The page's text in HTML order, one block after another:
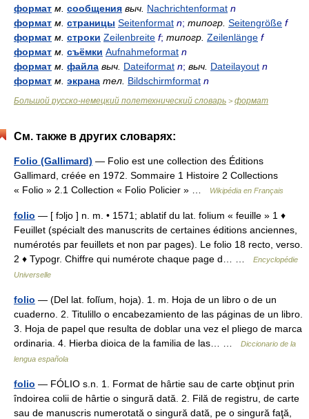
формат м. сообщения выч. Nachrichtenformat n
формат м. страницы Seitenformat n; типогр. Seitengröße f
формат м. строки Zeilenbreite f; типогр. Zeilenlänge f
формат м. съёмки Aufnahmeformat n
формат м. файла выч. Dateiformat n; выч. Dateilayout n
формат м. экрана тел. Bildschirmformat n
Большой русско-немецкий полетехнический словарь > формат
См. также в других словарях:
Folio (Gallimard) — Folio est une collection des Éditions
Gallimard, créée en 1972. Sommaire 1 Histoire 2 Collections
« Folio » 2.1 Collection « Folio Policier » …
Wikipédia en Français
folio — [ fɔljo ] n. m. • 1571; ablatif du lat. folium « feuille » 1 ♦
Feuillet (spécialt des manuscrits de certaines éditions anciennes,
numérotés par feuillets et non par pages). Le folio 18 recto, verso.
2 ♦ Typogr. Chiffre qui numérote chaque page d… …
Encyclopédie
Universelle
folio — (Del lat. folĭum, hoja). 1. m. Hoja de un libro o de un
cuaderno. 2. Titulillo o encabezamiento de las páginas de un libro.
3. Hoja de papel que resulta de doblar una vez el pliego de marca
ordinaria. 4. Hierba dioica de la familia de las… …
Diccionario de la
lengua española
folio — FÓLIO s.n. 1. Format de hârtie sau de carte obţinut prin
îndoirea colii de hârtie o singură dată. 2. Filă de registru, de carte
sau de manuscris numerotată o singură dată, pe o singură faţă,